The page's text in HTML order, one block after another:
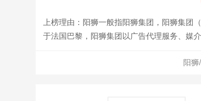
上榜理由：阳狮一般指阳狮集团，阳狮集
于法国巴黎，阳狮集团以广告代理服务、媒
阳